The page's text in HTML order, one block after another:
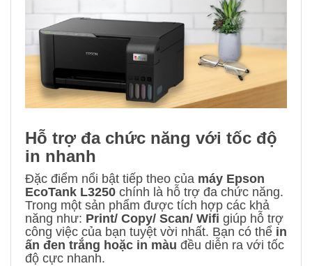
Hỗ trợ đa chức năng với tốc độ
in nhanh
Đặc điểm nổi bật tiếp theo của máy Epson
EcoTank L3250 chính là hỗ trợ đa chức năng.
Trong một sản phẩm được tích hợp các khả
năng như: Print/ Copy/ Scan/ Wifi giúp hỗ trợ
công việc của bạn tuyệt vời nhất. Bạn có thể in
ấn đen trắng hoặc in màu đều diễn ra với tốc
độ cực nhanh.